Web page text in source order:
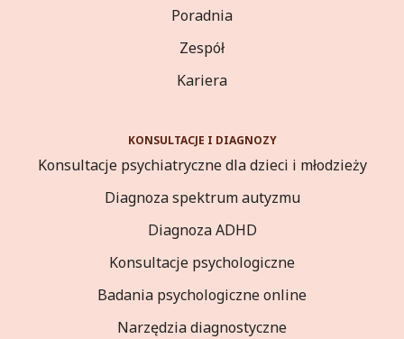
Poradnia
Zespół
Kariera
KONSULTACJE I DIAGNOZY
Konsultacje psychiatrycznedla dzieci i młodzieży
Diagnoza spektrum autyzmu
Diagnoza ADHD
Konsultacje psychologiczne
Badania psychologiczne online
Narzędzia diagnostyczne